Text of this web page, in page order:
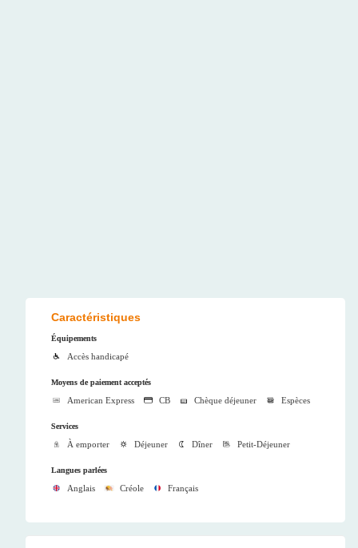
Caractéristiques
Équipements
Accès handicapé
Moyens de paiement acceptés
American Express CB Chèque déjeuner Espèces
Services
À emporter Déjeuner Dîner Petit-Déjeuner
Langues parlées
Anglais Créole Français